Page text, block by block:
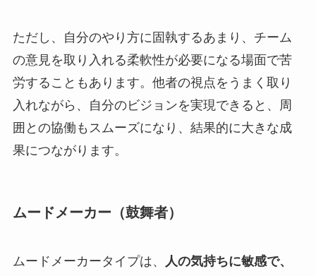
ただし、自分のやり方に固執するあまり、チーム
の意見を取り入れる柔軟性が必要になる場面で苦
労することもあります。他者の視点をうまく取り
入れながら、自分のビジョンを実現できると、周
囲との協働もスムーズになり、結果的に大きな成
果につながります。
ムードメーカー（鼓舞者）
ムードメーカータイプは、
人の気持ちに敏感で、